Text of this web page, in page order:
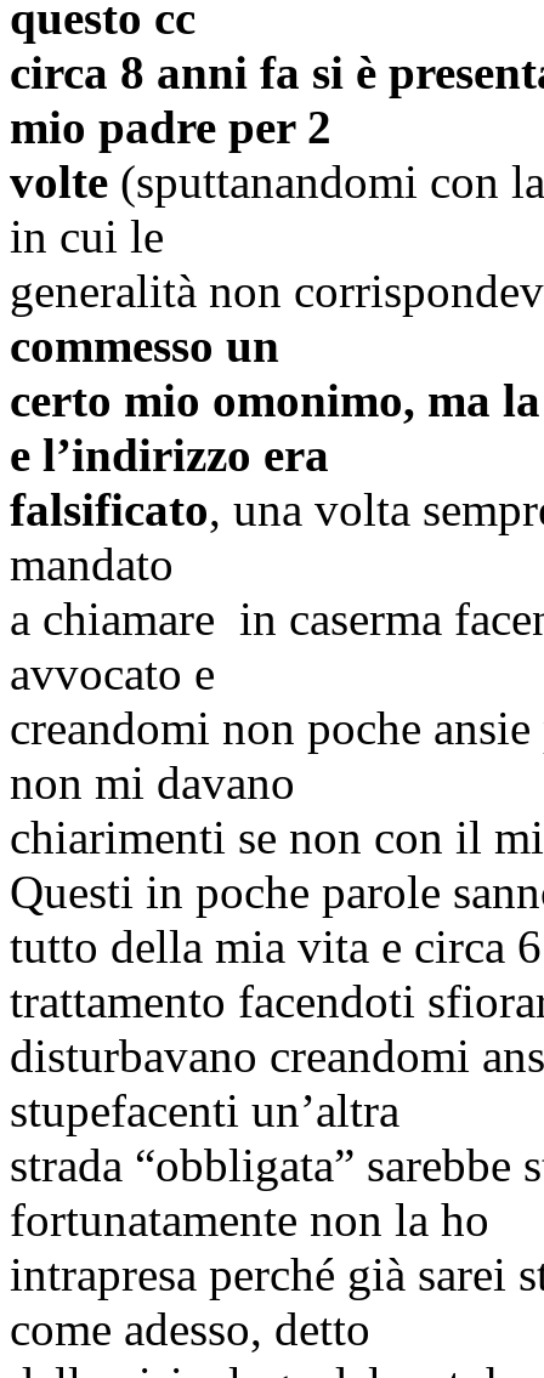
questo cc
circa 8 anni fa si è
mio padre per 2
volte (sputtanandomi con
in cui le
generalità non
commesso un
certo mio omonimo, ma
e l’indirizzo era
falsificato, una volta
mandato
a chiamare in caserma
avvocato e
creandomi non poche
non mi davano
chiarimenti se non con il
Questi in poche parole
tutto della mia vita e circa
trattamento facendoti
disturbavano creandomi
stupefacenti un’altra
strada “obbligata”
fortunatamente non la ho
intrapresa perché già sarei
come adesso, detto